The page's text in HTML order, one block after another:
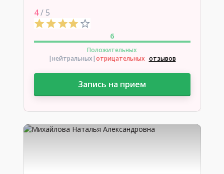
4/ 5
6
Положительных
|нейтральных|отрицательных отзывов
Запись на прием